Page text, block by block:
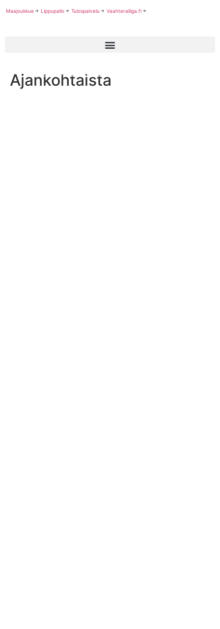
Maajoukkue Lippupallo Tulospalvelu Vaahteraliiga.fi
Ajankohtaista
Miesten II-divisioona vauhtiin lauantaina